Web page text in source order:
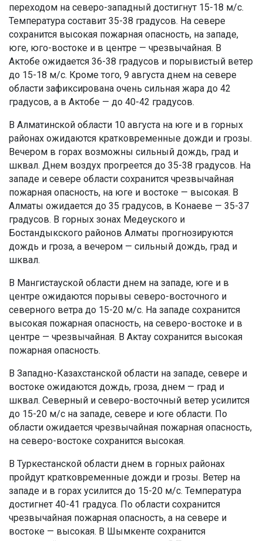
переходом на северо-западный достигнут 15-18 м/с.
Температура составит 35-38 градусов. На севере
сохранится высокая пожарная опасность, на западе,
юге, юго-востоке и в центре — чрезвычайная. В
Актобе ожидается 36-38 градусов и порывистый ветер
до 15-18 м/с. Кроме того, 9 августа днем на севере
области зафиксирована очень сильная жара до 42
градусов, а в Актобе — до 40-42 градусов.
В Алматинской области 10 августа на юге и в горных
районах ожидаются кратковременные дожди и грозы.
Вечером в горах возможны сильный дождь, град и
шквал. Днем воздух прогреется до 35-38 градусов. На
западе и севере области сохранится чрезвычайная
пожарная опасность, на юге и востоке — высокая. В
Алматы ожидается до 35 градусов, в Конаеве — 35-37
градусов. В горных зонах Медеуского и
Бостандыкского районов Алматы прогнозируются
дождь и гроза, а вечером — сильный дождь, град и
шквал.
В Мангистауской области днем на западе, юге и в
центре ожидаются порывы северо-восточного и
северного ветра до 15-20 м/с. На западе сохранится
высокая пожарная опасность, на северо-востоке и в
центре — чрезвычайная. В Актау сохранится высокая
пожарная опасность.
В Западно-Казахстанской области на западе, севере и
востоке ожидаются дождь, гроза, днем — град и
шквал. Северный и северо-восточный ветер усилится
до 15-20 м/с на западе, севере и юге области. По
области ожидается чрезвычайная пожарная опасность,
на северо-востоке сохранится высокая.
В Туркестанской области днем в горных районах
пройдут кратковременные дожди и грозы. Ветер на
западе и в горах усилится до 15-20 м/с. Температура
достигнет 40-41 градуса. По области сохранится
чрезвычайная пожарная опасность, а на севере и
востоке — высокая. В Шымкенте сохранится